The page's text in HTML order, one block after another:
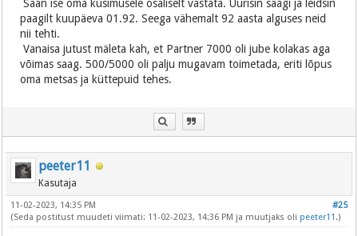
Saan ise oma küsimusele osaliselt vastata. Uurisin saagi ja leidsin
paagilt kuupäeva 01.92. Seega vähemalt 92 aasta alguses neid
nii tehti.
Vanaisa jutust mäleta kah, et Partner 7000 oli jube kolakas aga
võimas saag. 500/5000 oli palju mugavam toimetada, eriti lõpus
oma metsas ja küttepuid tehes.
peeter11
Kasutaja
#25
11-02-2023, 14:35 PM
(Seda postitust muudeti viimati: 11-02-2023, 14:36 PM ja muutjaks oli peeter11 .)